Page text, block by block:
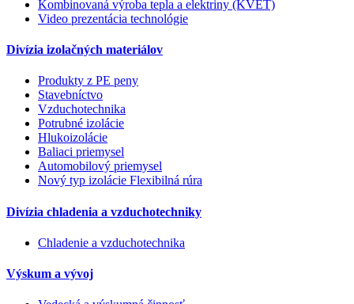
Kombinovaná výroba tepla a elektriny (KVET)
Video prezentácia technológie
Divízia izolačných materiálov
Produkty z PE peny
Stavebníctvo
Vzduchotechnika
Potrubné izolácie
Hlukoizolácie
Baliaci priemysel
Automobilový priemysel
Nový typ izolácie Flexibilná rúra
Divízia chladenia a vzduchotechniky
Chladenie a vzduchotechnika
Výskum a vývoj